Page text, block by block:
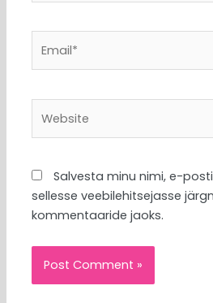
Salvesta minu nimi, e-
sellesse veebilehitsejasse
kommentaaride jaoks.